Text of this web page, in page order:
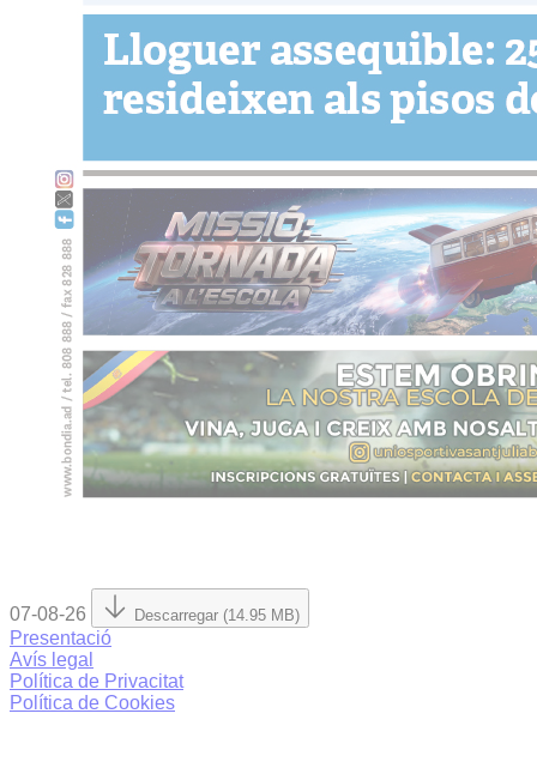
07-08-26 Descarregar (14.95 MB)
Presentació
Avís legal
Política de Privacitat
Política de Cookies